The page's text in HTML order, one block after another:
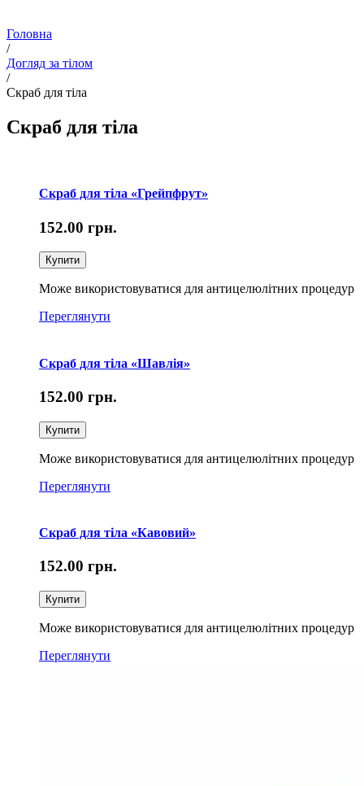
Головна
/
Догляд за тілом
/
Скраб для тіла
Скраб для тіла
Скраб для тіла «Грейпфрут»
152.00 грн.
Купити
Може використовуватися для антицелюлітних процедур
Переглянути
Скраб для тіла «Шавлія»
152.00 грн.
Купити
Може використовуватися для антицелюлітних процедур
Переглянути
Скраб для тіла «Кавовий»
152.00 грн.
Купити
Може використовуватися для антицелюлітних процедур
Переглянути